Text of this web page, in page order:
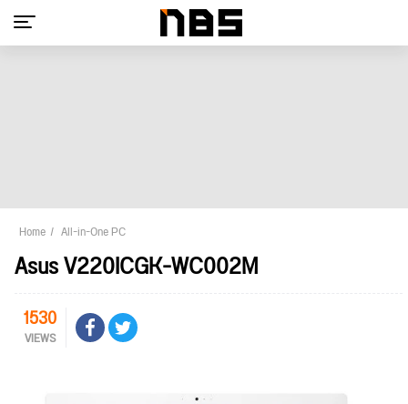
Home All-in-One PC
Asus V220ICGK-WC002M
1530
VIEWS